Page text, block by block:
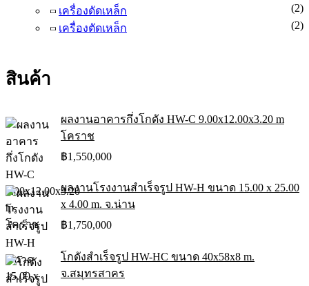
เครื่องดัดเหล็ก
(2)
เครื่องตัดเหล็ก
(2)
สินค้า
ผลงานอาคารกึ่งโกดัง HW-C 9.00x12.00x3.20 m
โคราช
฿1,550,000
ผลงานโรงงานสำเร็จรูป HW-H ขนาด 15.00 x 25.00
x 4.00 m. จ.น่าน
฿1,750,000
โกดังสำเร็จรูป HW-HC ขนาด 40x58x8 m.
จ.สมุทรสาคร